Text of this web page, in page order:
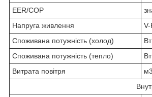
EER/COP
Напруга живлення
Споживана потужність (холод)
Вт
Споживана потужність (тепло)
Вт
Витрата повітря
Внутрішній